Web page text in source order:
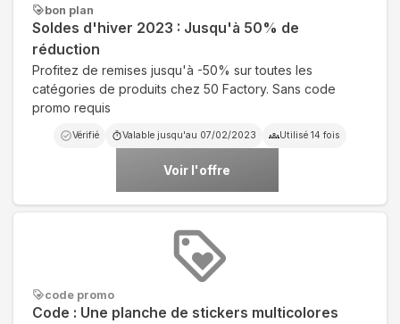
bon plan
Soldes d'hiver 2023 : Jusqu'à 50% de
réduction
Profitez de remises jusqu'à -50% sur toutes les
catégories de produits chez 50 Factory. Sans code
promo requis
Vérifié Valable jusqu'au 07/02/2023 Utilisé 14 fois
Voir l'offre
code promo
Code : Une planche de stickers multicolores